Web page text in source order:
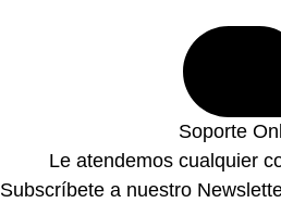
Soporte
Le atendemos cualquier
Subscríbete a nuestro